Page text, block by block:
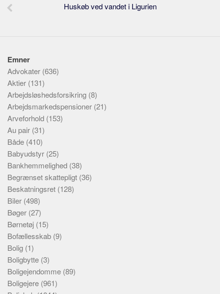
Huskøb ved vandet i Ligurien
Emner
Advokater (636)
Aktier (131)
Arbejdsløshedsforsikring (8)
Arbejdsmarkedspensioner (21)
Arveforhold (153)
Au pair (31)
Både (410)
Babyudstyr (25)
Bankhemmelighed (38)
Begrænset skattepligt (36)
Beskatningsret (128)
Biler (498)
Bøger (27)
Børnetøj (15)
Bofællesskab (9)
Bolig (1)
Boligbytte (3)
Boligejendomme (89)
Boligejere (961)